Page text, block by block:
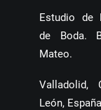
Estudio de
de Boda.
Mateo.
Valladolid,
León,